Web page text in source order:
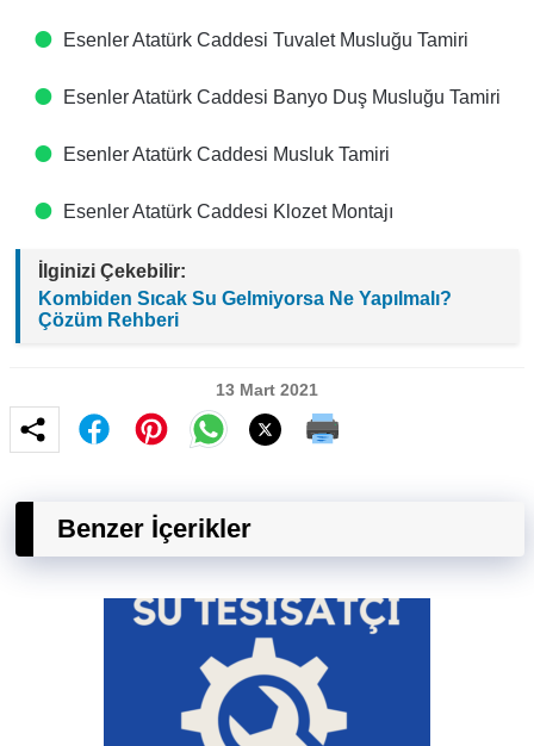
Esenler Atatürk Caddesi Tuvalet Musluğu Tamiri
Esenler Atatürk Caddesi Banyo Duş Musluğu Tamiri
Esenler Atatürk Caddesi Musluk Tamiri
Esenler Atatürk Caddesi Klozet Montajı
İlginizi Çekebilir:
Kombiden Sıcak Su Gelmiyorsa Ne Yapılmalı?
Çözüm Rehberi
13 Mart 2021
Benzer İçerikler